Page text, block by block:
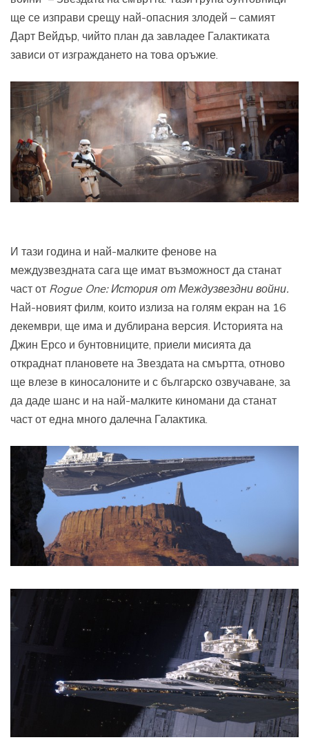
ще се изправи срещу най-опасния злодей – самият
Дарт Вейдър, чийто план да завладее Галактиката
зависи от изграждането на това оръжие.
И тази година и най-малките фенове на
междузвездната сага ще имат възможност да станат
част от Rogue One:История от Междузвездни войни.
Най-новият филм, които излиза на голям екран на 16
декември, ще има и дублирана версия. Историята на
Джин Ерсо и бунтовниците, приели мисията да
откраднат плановете на Звездата на смъртта, отново
ще влезе в киносалоните и с българско озвучаване, за
да даде шанс и на най-малките киномани да станат
част от една много далечна Галактика.